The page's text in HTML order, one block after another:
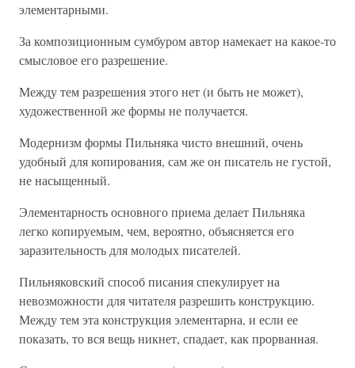
элементарными.
За композиционным сумбуром автор намекает на какое-то
смысловое его разрешение.
Между тем разрешения этого нет (и быть не может),
художественной же формы не получается.
Модернизм формы Пильняка чисто внешний, очень
удобный для копирования, сам же он писатель не густой,
не насыщенный.
Элементарность основного приема делает Пильняка
легко копируемым, чем, вероятно, объясняется его
заразительность для молодых писателей.
Пильняковский способ писания спекулирует на
невозможности для читателя разрешить конструкцию.
Между тем эта конструкция элементарна, и если ее
показать, то вся вещь никнет, спадает, как прорванная.